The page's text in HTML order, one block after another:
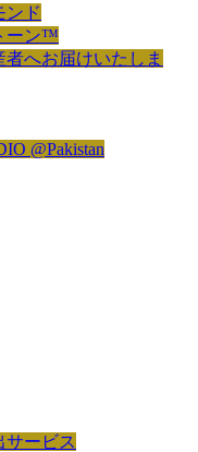
ンド
ーン™
へお届けいたしま
@Pakistan
サービス